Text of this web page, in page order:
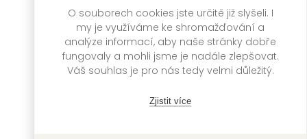
O souborech cookies jste určitě již slyšeli. I
my je využíváme ke shromažďování a
analýze informací, aby naše stránky dobře
fungovaly a mohli jsme je nadále zlepšovat.
Váš souhlas je pro nás tedy velmi důležitý.
Zjistit více